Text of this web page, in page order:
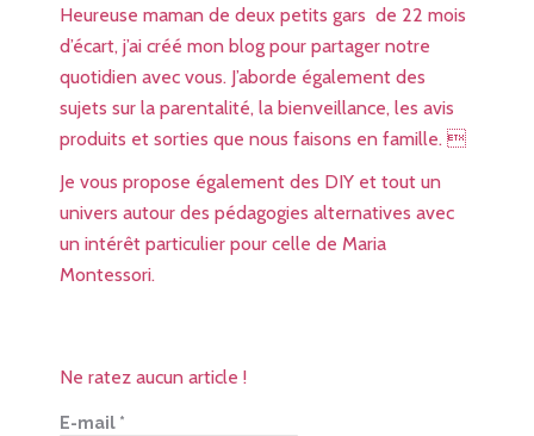
Heureuse maman de deux petits gars de 22 mois
d’écart, j’ai créé mon blog pour partager notre
quotidien avec vous. J’aborde également des
sujets sur la parentalité, la bienveillance, les avis
produits et sorties que nous faisons en famille. 
Je vous propose également des DIY et tout un
univers autour des pédagogies alternatives avec
un intérêt particulier pour celle de Maria
Montessori.
Ne ratez aucun article !
E-mail *